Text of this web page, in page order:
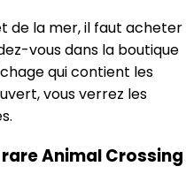
de la mer, il faut acheter
vous dans la boutique
qui contient les
vous verrez les
Animal Crossing